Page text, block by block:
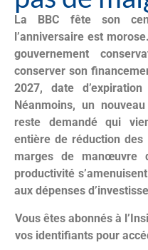
La BBC fête son
l’anniversaire est
gouvernement
conserver son
2027, date
Néanmoins, un
reste demandé qui
entière de réduction
marges de manœuvre
productivité
aux dépenses
Vous êtes abonnés à
vos identifiants pour